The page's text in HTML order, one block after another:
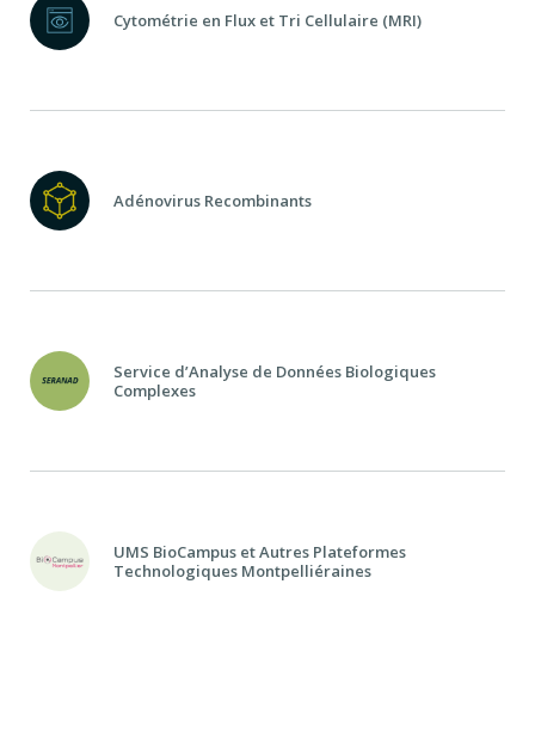
Cytométrie en Flux et Tri Cellulaire (MRI)
Adénovirus Recombinants
Service d’Analyse de Données Biologiques
Complexes
UMS BioCampus et Autres Plateformes
Technologiques Montpelliéraines